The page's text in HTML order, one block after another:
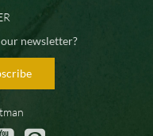
newsletter?